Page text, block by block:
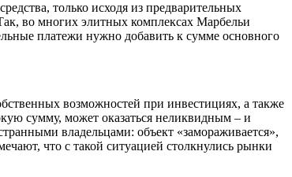
только исходя из предварительных
во многих элитных комплексах Марбельи
платежи нужно добавить к сумме основного
возможностей при инвестициях, а также
сумму, может оказаться неликвидным – и
владельцами: объект «замораживается»,
что с такой ситуацией столкнулись рынки